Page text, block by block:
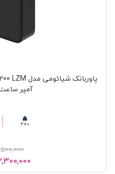
آمپر
470